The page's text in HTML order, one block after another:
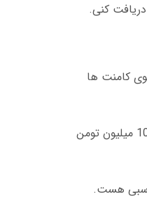
کنی.
کامنت ها
در سال 1402 یه مسابقه بین کاربران برگزار شد که کسی که بیشترین ضریب رو ثبت کنه جایزه ویژه می گرفت برنده شد و 10 میلیون تومن
هست.